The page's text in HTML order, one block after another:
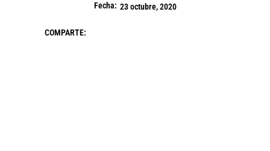
Fecha: 23 octubre, 2020
COMPARTE: